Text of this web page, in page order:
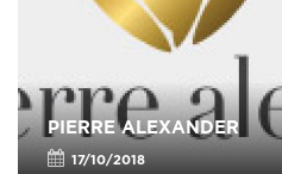
PIERRE ALEXANDER
17/10/2018